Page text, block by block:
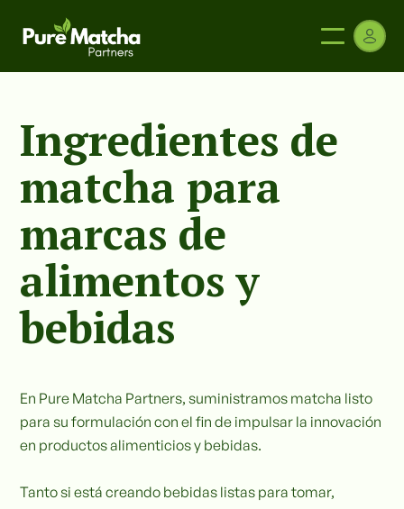
Ingredientes de
matcha para
marcas de
alimentos y
bebidas
En Pure Matcha Partners, suministramos matcha listo
para su formulación con el fin de impulsar la innovación
en productos alimenticios y bebidas.
Tanto si está creando bebidas listas para tomar,